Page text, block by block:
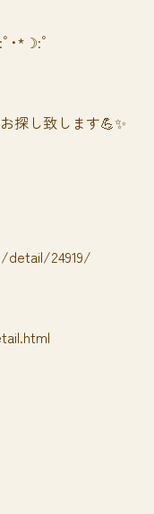
･*☽:ﾟ
探し致します💪✨
detail/24919/